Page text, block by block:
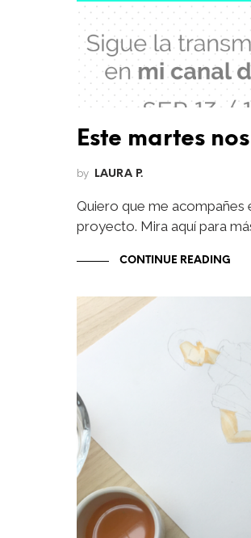
Este martes
by LAURA P.
Quiero que me acompañes
proyecto. Mira aquí para
CONTINUE READING